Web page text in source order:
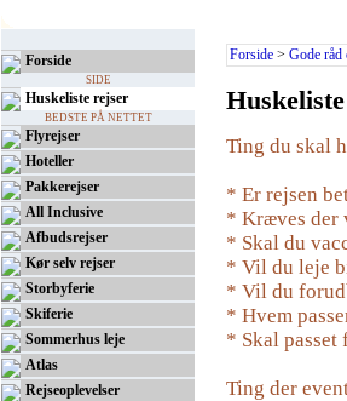
Forside
SIDE
Huskeliste rejser
BEDSTE PÅ NETTET
Flyrejser
Hoteller
Pakkerejser
All Inclusive
Afbudsrejser
Kør selv rejser
Storbyferie
Skiferie
Sommerhus leje
Atlas
Rejseoplevelser
Forside > Gode råd
Ting du skal
* Er rejsen
* Kræves der
* Skal du
* Vil du leje
* Vil du
* Hvem
* Skal passet
Ting der